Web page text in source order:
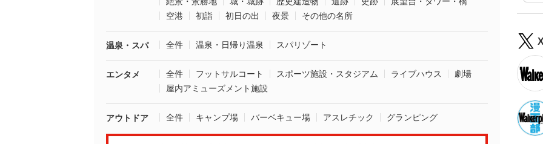
空港
初詣 初日の出 夜景 その他の名所
温泉・スパ 全件 温泉・日帰り温泉 スパリゾート
エンタメ 全件 フットサルコート スポーツ施設・スタジアム ライブハウス
劇場
屋内アミューズメント施設
アウトドア 全件 キャンプ場 バーベキュー場 アスレチック グランピング